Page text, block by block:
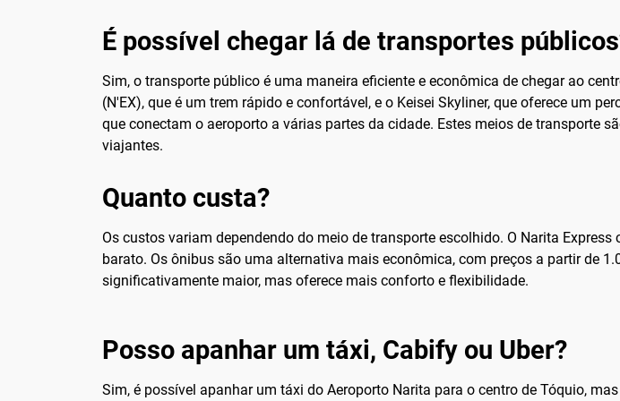
É possível chegar lá de transportes
Sim, o transporte público é uma maneira eficiente e econômica de chegar ao
(N'EX), que é um trem rápido e confortável, e o Keisei Skyliner, que oferece um
que conectam o aeroporto a várias partes da cidade. Estes meios de transporte
viajantes.
Quanto custa?
Os custos variam dependendo do meio de transporte escolhido. O Narita
barato. Os ônibus são uma alternativa mais econômica, com preços a partir de
significativamente maior, mas oferece mais conforto e flexibilidade.
Posso apanhar um táxi, Cabify ou Uber?
Sim, é possível apanhar um táxi do Aeroporto Narita para o centro de Tóquio,